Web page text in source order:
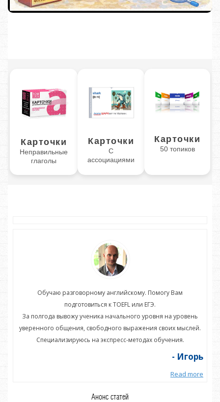
Карточки
Неправильные
глаголы
Карточки
С
ассоциациями
Карточки
50 топиков
Обучаю разговорному английскому. Помогу Вам
подготовиться к TOEFL или ЕГЭ.
За полгода вывожу ученика начального уровня на уровень
уверенного общения, свободного выражения своих мыслей.
Специализируюсь на экспресс-методах обучения.
- Игорь
Read more
Анонс статей